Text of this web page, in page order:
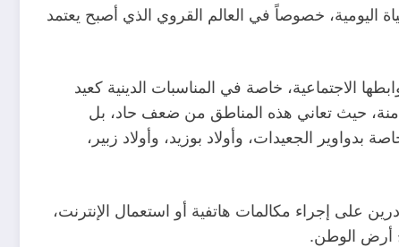
اليومية، خصوصاً في العالم القروي الذي أصبح يعتمد
الاجتماعية، خاصة في المناسبات الدينية كعيد
حيث تعاني هذه المناطق من ضعف حاد، بل
الجعيدات، وأولاد بوزيد، وأولاد زبير،
على إجراء مكالمات هاتفية أو استعمال الإنترنت،
أرض الوطن.